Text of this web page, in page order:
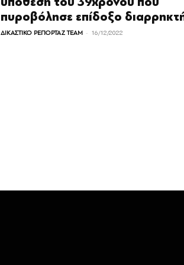
πυροβόλησε επίδοξο
ΔΙΚΑΣΤΙΚΟ ΡΕΠΟΡΤΑΖ TEAM - 16/12/2022